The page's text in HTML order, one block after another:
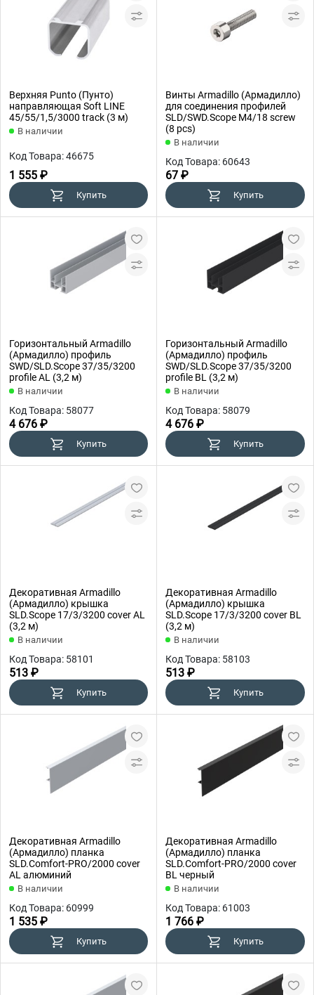
Верхняя Punto (Пунто)
направляющая Soft LINE
45/55/1,5/3000 track (3 м)
В наличии
Код Товара: 46675
1 555 ₽
Купить
Винты Armadillo (Армадилло)
для соединения профилей
SLD/SWD.Scope М4/18 screw
(8 pcs)
В наличии
Код Товара: 60643
67 ₽
Купить
Горизонтальный Armadillo
(Армадилло) профиль
SWD/SLD.Scope 37/35/3200
profile AL (3,2 м)
В наличии
Код Товара: 58077
4 676 ₽
Купить
Горизонтальный Armadillo
(Армадилло) профиль
SWD/SLD.Scope 37/35/3200
profile BL (3,2 м)
В наличии
Код Товара: 58079
4 676 ₽
Купить
Декоративная Armadillo
(Армадилло) крышка
SLD.Scope 17/3/3200 cover AL
(3,2 м)
В наличии
Код Товара: 58101
513 ₽
Купить
Декоративная Armadillo
(Армадилло) крышка
SLD.Scope 17/3/3200 cover BL
(3,2 м)
В наличии
Код Товара: 58103
513 ₽
Купить
Декоративная Armadillo
(Армадилло) планка
SLD.Comfort-PRO/2000 cover
AL алюминий
В наличии
Код Товара: 60999
1 535 ₽
Купить
Декоративная Armadillo
(Армадилло) планка
SLD.Comfort-PRO/2000 cover
BL черный
В наличии
Код Товара: 61003
1 766 ₽
Купить